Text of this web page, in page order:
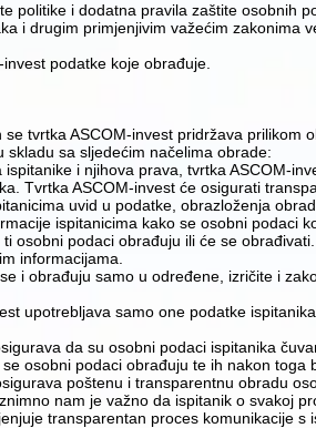
politike i dodatna pravila zaštite osobnih
i drugim primjenjivim važećim zakonima
podatke koje obrađuje.
tvrtka ASCOM-invest pridržava prilikom
sa sljedećim načelima obrade:
i njihova prava, tvrtka ASCOM-
Tvrtka ASCOM-invest će osigurati
uvid u podatke, obrazloženja
ispitanicima kako se osobni podaci
osobni podaci obrađuju ili će se
informacijama.
i obrađuju samo u određene, izričite i
upotrebljava samo one podatke
da su osobni podaci ispitanika
osobni podaci obrađuju te ih nakon toga
poštenu i transparentnu obradu
nam je važno da ispitanik o svakoj
transparentan proces komunikacije